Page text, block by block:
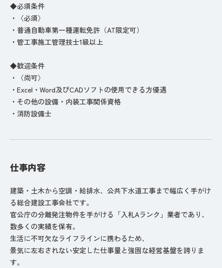
◆必須条件
・〈必須〉
・普通自動車第一種運転免許（AT限定可）
・管工事施工管理技士1級以上
◆歓迎条件
・〈尚可〉
・Excel・Word及びCADソフトの使用できる方優遇
・その他の設備・内装工事関係資格
・消防設備士
仕事内容
建築・土木から空調・給排水、公共下水道工事まで幅広く手がけ
る総合建設工事会社です。
官公庁の分離発注物件を手がける「入札Aランク」業者であり、
数多くの実績を保有。
生活に不可欠なライフラインに携わるため、
景気に左右されない安定した仕事量と強固な経営基盤を誇りま
す。